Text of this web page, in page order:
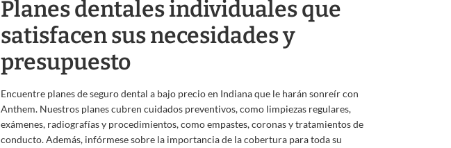
Planes dentales individuales que
satisfacen sus necesidades y
presupuesto
Encuentre planes de seguro dental a bajo precio en Indiana que le harán sonreír con
Anthem. Nuestros planes cubren cuidados preventivos, como limpiezas regulares,
exámenes, radiografías y procedimientos, como empastes, coronas y tratamientos de
conducto. Además, infórmese sobre la importancia de la cobertura para toda su